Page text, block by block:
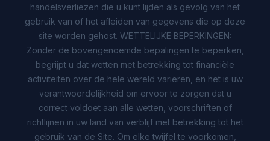
handelsverliezen die u kunt lijden als gevolg van het
gebruik van of het afleiden van gegevens die op deze
site worden gehost. WETTELIJKE BEPERKINGEN:
Zonder de bovengenoemde bepalingen te beperken,
begrijpt u dat wetten met betrekking tot financiële
activiteiten over de hele wereld variëren, en het is uw
verantwoordelijkheid om ervoor te zorgen dat u
correct voldoet aan alle wetten, voorschriften of
richtlijnen in uw land van verblijf met betrekking tot het
gebruik van de Site. Om elke twijfel te voorkomen,